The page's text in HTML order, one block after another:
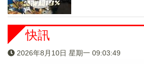
快訊
2026年8月10日 星期一 09:03:49